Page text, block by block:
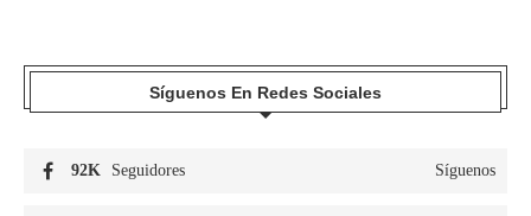
Síguenos En Redes Sociales
92K Seguidores Síguenos